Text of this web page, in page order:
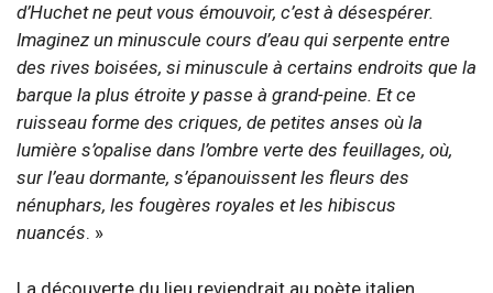
d’Huchet ne peut vous émouvoir, c’est à désespérer.
Imaginez un minuscule cours d’eau qui serpente entre
des rives boisées, si minuscule à certains endroits que la
barque la plus étroite y passe à grand-peine. Et ce
ruisseau forme des criques, de petites anses où la
lumière s’opalise dans l’ombre verte des feuillages, où,
sur l’eau dormante, s’épanouissent les fleurs des
nénuphars, les fougères royales et les hibiscus
nuancés. »
La découverte du lieu reviendrait au poète italien